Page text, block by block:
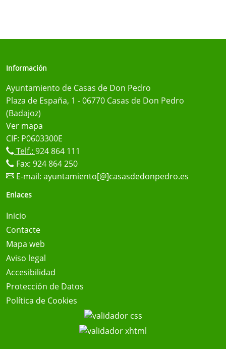
Información
Ayuntamiento de Casas de Don Pedro
Plaza de España, 1 - 06770 Casas de Don Pedro
(Badajoz)
Ver mapa
CIF: P0603300E
Telf.: 924 864 111
Fax: 924 864 250
E-mail: ayuntamiento[@]casasdedonpedro.es
Enlaces
Inicio
Contacte
Mapa web
Aviso legal
Accesibilidad
Protección de Datos
Política de Cookies